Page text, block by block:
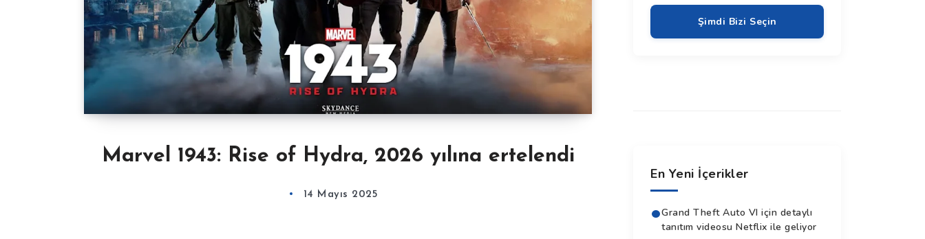
Marvel 1943: Rise of Hydra, 2026 yılına ertelendi
14 Mayıs 2025
Şimdi Bizi Seçin
En Yeni İçerikler
Grand Theft Auto VI için detaylı
tanıtım videosu Netflix ile geliyor